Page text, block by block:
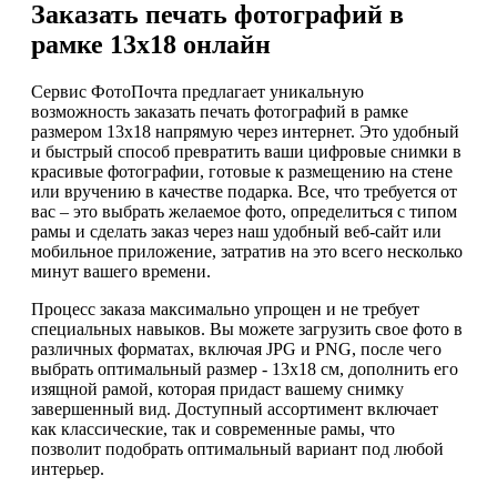
Заказать печать фотографий в
рамке 13х18 онлайн
Сервис ФотоПочта предлагает уникальную
возможность заказать печать фотографий в рамке
размером 13х18 напрямую через интернет. Это удобный
и быстрый способ превратить ваши цифровые снимки в
красивые фотографии, готовые к размещению на стене
или вручению в качестве подарка. Все, что требуется от
вас – это выбрать желаемое фото, определиться с типом
рамы и сделать заказ через наш удобный веб-сайт или
мобильное приложение, затратив на это всего несколько
минут вашего времени.
Процесс заказа максимально упрощен и не требует
специальных навыков. Вы можете загрузить свое фото в
различных форматах, включая JPG и PNG, после чего
выбрать оптимальный размер - 13х18 см, дополнить его
изящной рамой, которая придаст вашему снимку
завершенный вид. Доступный ассортимент включает
как классические, так и современные рамы, что
позволит подобрать оптимальный вариант под любой
интерьер.